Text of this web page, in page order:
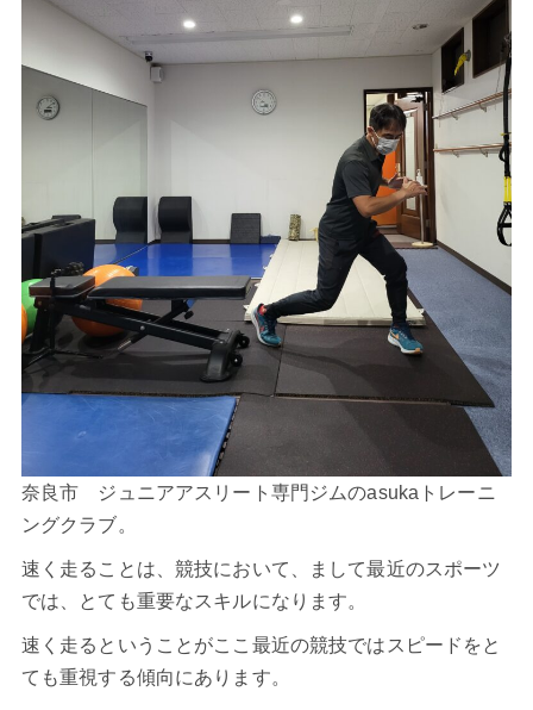
奈良市 ジュニアアスリート専門ジムのasukaトレーニ
ングクラブ。
速く走ることは、競技において、まして最近のスポーツ
では、とても重要なスキルになります。
速く走るということがここ最近の競技ではスピードをと
ても重視する傾向にあります。